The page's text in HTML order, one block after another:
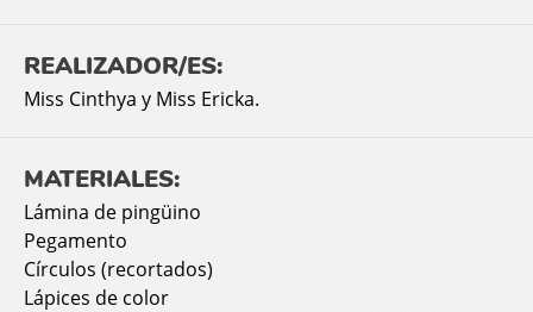
REALIZADOR/ES:
Miss Cinthya y Miss Ericka.
MATERIALES:
Lámina de pingüino
Pegamento
Círculos (recortados)
Lápices de color